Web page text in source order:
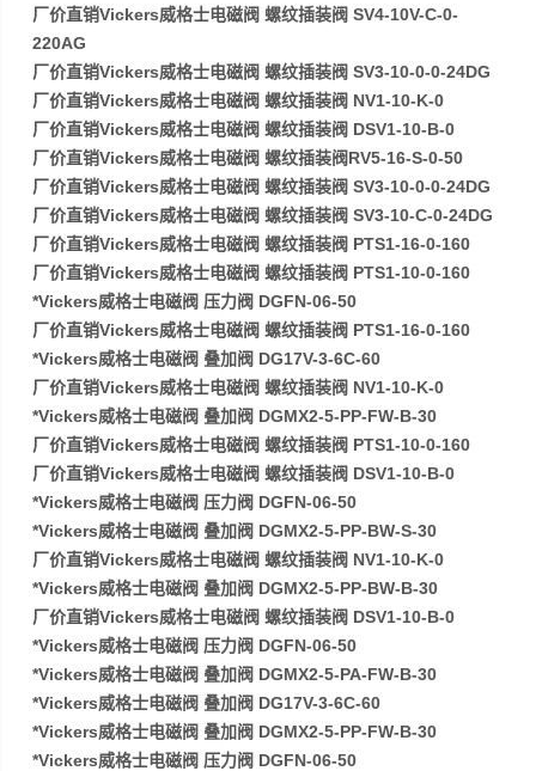
厂价直销Vickers威格士电磁阀 螺纹插装阀 SV4-10V-C-0-
220AG
厂价直销Vickers威格士电磁阀 螺纹插装阀 SV3-10-0-0-24DG
厂价直销Vickers威格士电磁阀 螺纹插装阀 NV1-10-K-0
厂价直销Vickers威格士电磁阀 螺纹插装阀 DSV1-10-B-0
厂价直销Vickers威格士电磁阀 螺纹插装阀RV5-16-S-0-50
厂价直销Vickers威格士电磁阀 螺纹插装阀 SV3-10-0-0-24DG
厂价直销Vickers威格士电磁阀 螺纹插装阀 SV3-10-C-0-24DG
厂价直销Vickers威格士电磁阀 螺纹插装阀 PTS1-16-0-160
厂价直销Vickers威格士电磁阀 螺纹插装阀 PTS1-10-0-160
*Vickers威格士电磁阀 压力阀 DGFN-06-50
厂价直销Vickers威格士电磁阀 螺纹插装阀 PTS1-16-0-160
*Vickers威格士电磁阀 叠加阀 DG17V-3-6C-60
厂价直销Vickers威格士电磁阀 螺纹插装阀 NV1-10-K-0
*Vickers威格士电磁阀 叠加阀 DGMX2-5-PP-FW-B-30
厂价直销Vickers威格士电磁阀 螺纹插装阀 PTS1-10-0-160
厂价直销Vickers威格士电磁阀 螺纹插装阀 DSV1-10-B-0
*Vickers威格士电磁阀 压力阀 DGFN-06-50
*Vickers威格士电磁阀 叠加阀 DGMX2-5-PP-BW-S-30
厂价直销Vickers威格士电磁阀 螺纹插装阀 NV1-10-K-0
*Vickers威格士电磁阀 叠加阀 DGMX2-5-PP-BW-B-30
厂价直销Vickers威格士电磁阀 螺纹插装阀 DSV1-10-B-0
*Vickers威格士电磁阀 压力阀 DGFN-06-50
*Vickers威格士电磁阀 叠加阀 DGMX2-5-PA-FW-B-30
*Vickers威格士电磁阀 叠加阀 DG17V-3-6C-60
*Vickers威格士电磁阀 叠加阀 DGMX2-5-PP-FW-B-30
*Vickers威格士电磁阀 压力阀 DGFN-06-50